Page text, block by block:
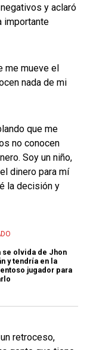
y aclaró
importante
me mueve el
nada de mi
que me
no conocen
Soy un niño,
dinero para mí
la decisión y
se olvida de Jhon
y tendría en la
jugador para
retroceso,